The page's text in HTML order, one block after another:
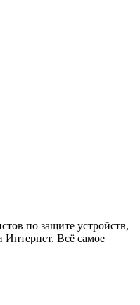
по защите устройств,
Интернет. Всё самое